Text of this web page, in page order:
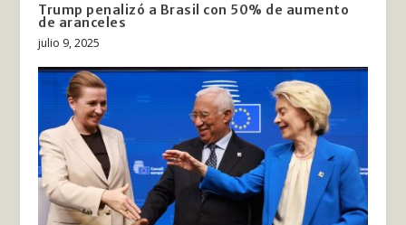
Trump penalizó a Brasil con 50% de aumento
de aranceles
julio 9, 2025